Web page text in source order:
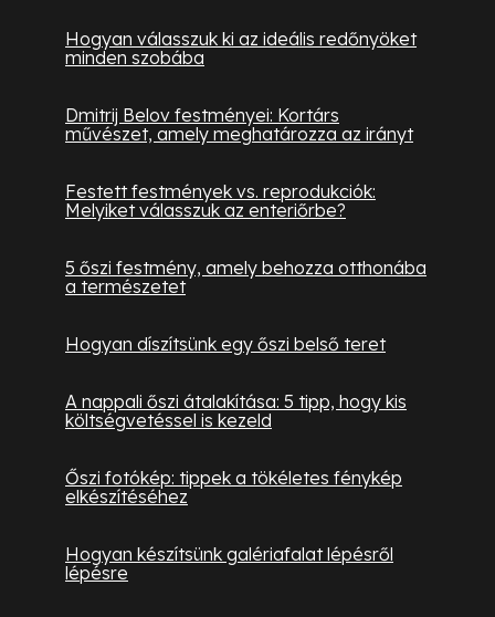
Hogyan válasszuk ki az ideális redőnyöket
minden szobába
Dmitrij Belov festményei: Kortárs
művészet, amely meghatározza az irányt
Festett festmények vs. reprodukciók:
Melyiket válasszuk az enteriőrbe?
5 őszi festmény, amely behozza otthonába
a természetet
Hogyan díszítsünk egy őszi belső teret
A nappali őszi átalakítása: 5 tipp, hogy kis
költségvetéssel is kezeld
Őszi fotókép: tippek a tökéletes fénykép
elkészítéséhez
Hogyan készítsünk galériafalat lépésről
lépésre